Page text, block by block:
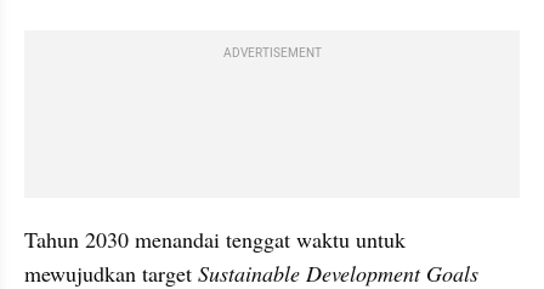
ADVERTISEMENT
Tahun 2030 menandai tenggat waktu untuk
mewujudkan target Sustainable Development Goals